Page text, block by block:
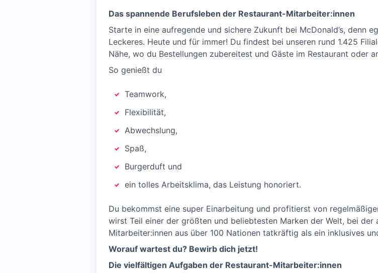
Das spannende Berufsleben der Restaurant-Mitarbeiter:innen
Starte in eine aufregende und sichere Zukunft bei McDonald’s, denn
Leckeres. Heute und für immer! Du findest bei unseren rund 1.425
Nähe, wo du Bestellungen zubereitest und Gäste im Restaurant oder
So genießt du
Teamwork,
Flexibilität,
Abwechslung,
Spaß,
Burgerduft und
ein tolles Arbeitsklima, das Leistung honoriert.
Du bekommst eine super Einarbeitung und profitierst von
wirst Teil einer der größten und beliebtesten Marken der Welt, bei der
Mitarbeiter:innen aus über 100 Nationen tatkräftig als ein inklusives
Worauf wartest du? Bewirb dich jetzt!
Die vielfältigen Aufgaben der Restaurant-Mitarbeiter:innen